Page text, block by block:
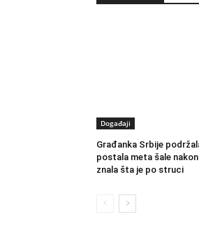
Događaji
Građanka Srbije
postala meta šale
znala šta je po struci